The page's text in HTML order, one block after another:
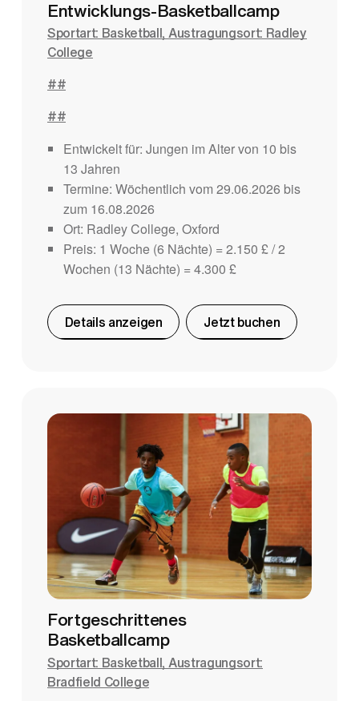
Entwicklungs-Basketballcamp
Sportart: Basketball, Austragungsort: Radley
College
##
##
Entwickelt für: Jungen im Alter von 10 bis
13 Jahren
Termine: Wöchentlich vom 29.06.2026 bis
zum 16.08.2026
Ort: Radley College, Oxford
Preis: 1 Woche (6 Nächte) = 2.150 £ / 2
Wochen (13 Nächte) = 4.300 £
Details anzeigen Jetzt buchen
Fortgeschrittenes
Basketballcamp
Sportart: Basketball, Austragungsort:
Bradfield College